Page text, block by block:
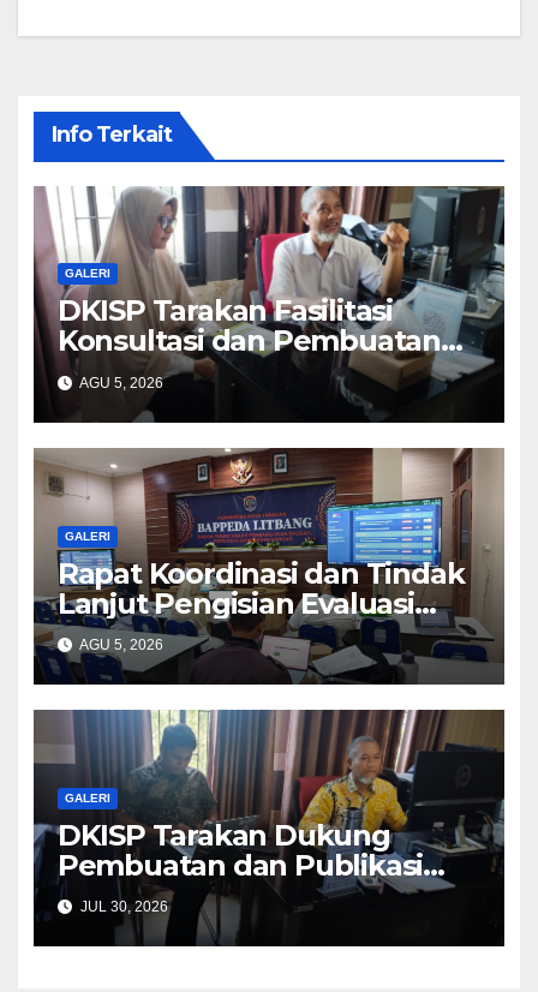
Info Terkait
GALERI
DKISP Tarakan Fasilitasi
Konsultasi dan Pembuatan
Website DPUPR Tarakan
AGU 5, 2026
GALERI
Rapat Koordinasi dan Tindak
Lanjut Pengisian Evaluasi
PEMDI
AGU 5, 2026
GALERI
DKISP Tarakan Dukung
Pembuatan dan Publikasi
Website SDN Utama 2
JUL 30, 2026